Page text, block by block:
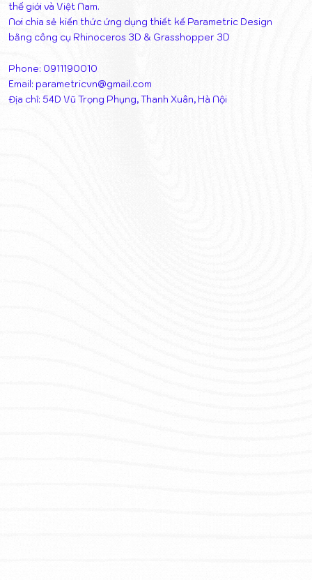
thế giới và Việt Nam.
Nơi chia sẻ kiến thức ứng dụng thiết kế Parametric Design
bằng công cụ Rhinoceros 3D & Grasshopper 3D
Phone: 0911190010
Email: parametricvn@gmail.com
Địa chỉ: 54D Vũ Trọng Phụng, Thanh Xuân, Hà Nội